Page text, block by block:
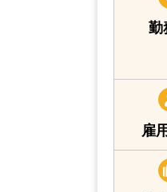
勤
雇